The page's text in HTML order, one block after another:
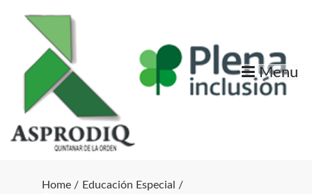
Menu
Home
Educación Especial